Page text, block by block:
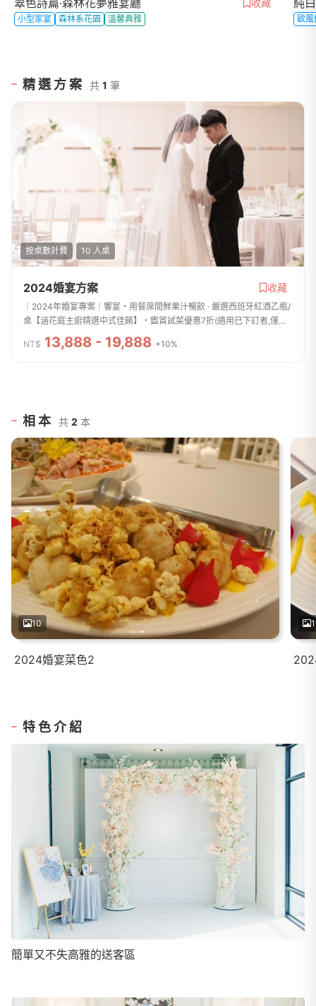
翠色詩篇·森林花夢雅宴廳 收藏
小型家宴 森林系花園 溫馨典雅
純
歐風
相本 共 2 本
10
2024婚宴菜色2
精選方案 共 1 筆
按桌數計費 10 人桌
2024婚宴方案 收藏
｜2024年婚宴專案｜饗宴・用餐席間鮮果汁暢飲 · 嚴選西班牙紅酒乙瓶/
桌【涵花庭主廚精選中式佳餚】・鑑賞試菜優惠7折(適用已下訂者,僅限1
桌)迎賓 · 迎賓接待桌次圖 · 簽名冊、禮金簿、簽名筆、紅包袋・涵花庭嚴
選送...
NT$ 13,888 - 19,888 +10%
特色介紹
簡單又不失高雅的送客區